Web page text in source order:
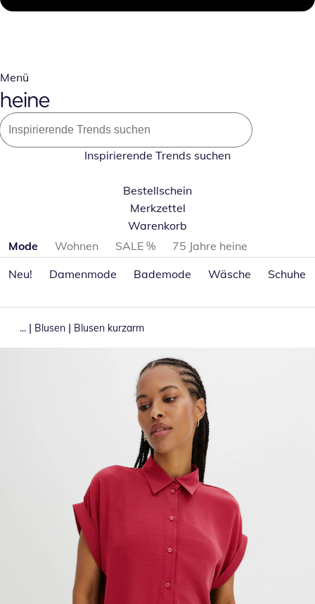
Menü
Inspirierende Trends suchen
Bestellschein
Merkzettel
Warenkorb
Produktkategorien überspringen
Mode Wohnen SALE %
75 Jahre heine
Neu!
Damenmode Bademode Wäsche Schuhe
... | Blusen | Blusen kurzarm